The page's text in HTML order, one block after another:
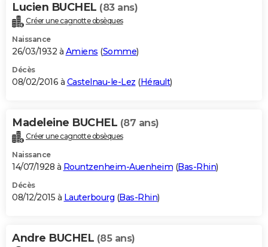
Lucien BUCHEL (83 ans)
Créer une cagnotte obsèques
Naissance
26/03/1932 à Amiens (Somme)
Décès
08/02/2016 à Castelnau-le-Lez (Hérault)
Madeleine BUCHEL (87 ans)
Créer une cagnotte obsèques
Naissance
14/07/1928 à Rountzenheim-Auenheim (Bas-Rhin)
Décès
08/12/2015 à Lauterbourg (Bas-Rhin)
Andre BUCHEL (85 ans)